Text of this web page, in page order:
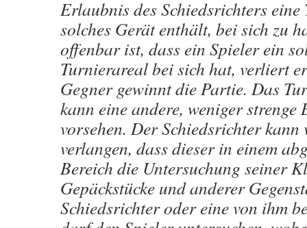
Erlaubnis des Schiedsrichters eine
solches Gerät enthält, bei sich zu
offenbar ist, dass ein Spieler ein
Turnierareal bei sich hat, verliert
Gegner gewinnt die Partie. Das
kann eine andere, weniger strenge
vorsehen. Der Schiedsrichter kann
verlangen, dass dieser in einem
Bereich die Untersuchung seiner
Gepäckstücke und anderer
Schiedsrichter oder eine von ihm